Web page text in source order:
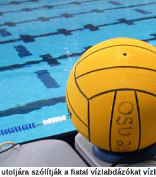
szólítják a fiatal vízlabdázókat